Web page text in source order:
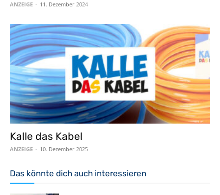
ANZEIGE - 11. Dezember 2024
Kalle das Kabel
ANZEIGE - 10. Dezember 2025
Das könnte dich auch interessieren